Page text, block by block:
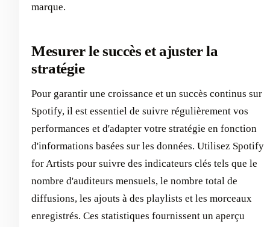
marque.
Mesurer le succès et ajuster la
stratégie
Pour garantir une croissance et un succès continus sur
Spotify, il est essentiel de suivre régulièrement vos
performances et d'adapter votre stratégie en fonction
d'informations basées sur les données. Utilisez Spotify
for Artists pour suivre des indicateurs clés tels que le
nombre d'auditeurs mensuels, le nombre total de
diffusions, les ajouts à des playlists et les morceaux
enregistrés. Ces statistiques fournissent un aperçu